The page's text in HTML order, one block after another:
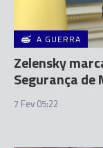
A GUERRA
Zelensky
Segurança de
7 Fev 05:22